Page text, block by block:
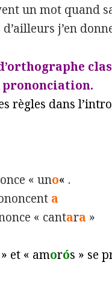
un mot quand
j’en
prononciation.
règles dans
« uno« .
a
« cantara »
et « amorós » se